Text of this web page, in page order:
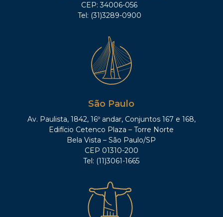
CEP: 34006-056
Tel: (31)3289-0900
São Paulo
Av. Paulista, 1842, 16º andar, Conjuntos 167 e 168,
Edifício Cetenco Plaza – Torre Norte
Bela Vista – São Paulo/SP
CEP 01310-200
Tel: (11)3061-1665